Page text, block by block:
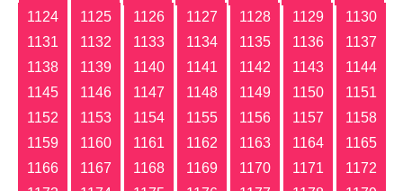
1124
1125 1126 1127 1128 1129
1130
1131
1132 1133 1134 1135 1136
1137
1138
1139 1140 1141 1142 1143
1144
1145
1146 1147 1148 1149 1150
1151
1152
1153 1154 1155 1156 1157
1158
1159
1160 1161 1162 1163 1164
1165
1166
1167 1168 1169 1170 1171
1172